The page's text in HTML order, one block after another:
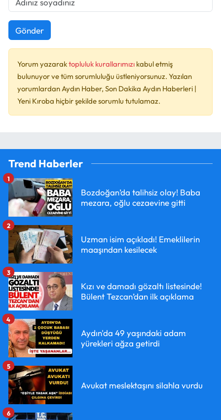
Gönder
Yorum yazaraktopluluk kurallarımızı kabul etmiş
bulunuyor ve tüm sorumluluğu üstleniyorsunuz. Yazılan
yorumlardan Aydın Haber, Son Dakika Aydın Haberleri |
Yeni Kıroba hiçbir şekilde sorumlu tutulamaz.
Trend Haberler
Bozdoğan’da talihsiz olay! Baba
mezara, oğlu cezaevine gitti
1
Uzman isim açıkladı! Emeklilerin
maaşından kesilecek
2
Kızı ve damadı gözaltı listesinde!
Bülent Tezcan’dan ilk açıklama
3
Aydın'da 49 yaşındaki adam
yürekleri ağza getirdi
4
Avukat meslektaşını silahla vurdu
5
6